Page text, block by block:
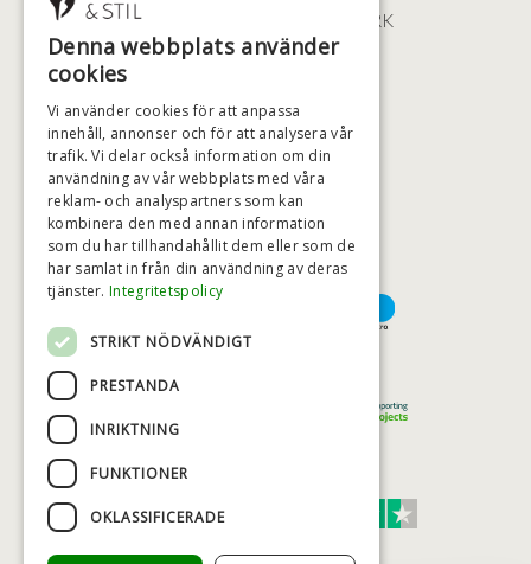
2100 KØBENHAVN • DANMARK
+46 (0)79 008 12 60
HÖGSTA KREDITVÄRDIGHET
BETALNINGSALTERNATIV
Denna webbplats använder
cookies
Vi använder cookies för att anpassa
innehåll, annonser och för att analysera vår
trafik. Vi delar också information om din
användning av vår webbplats med våra
reklam- och analyspartners som kan
kombinera den med annan information
som du har tillhandahållit dem eller som de
har samlat in från din användning av deras
tjänster. Integritetspolicy
STRIKT NÖDVÄNDIGT
PRESTANDA
INRIKTNING
FUNKTIONER
OKLASSIFICERADE